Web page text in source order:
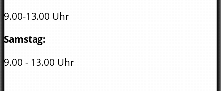
9.00-13.00 Uhr
Samstag:
9.00 - 13.00 Uhr